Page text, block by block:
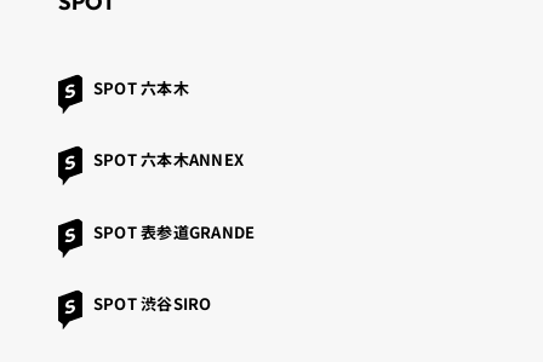
SPOT 六本木
SPOT 六本木ANNEX
SPOT 表参道GRANDE
SPOT 渋谷SIRO